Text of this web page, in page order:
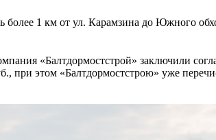
1 км от ул. Карамзина до Южного
«Балтдормостстрой» заключили
при этом «Балтдормостстрою» уже